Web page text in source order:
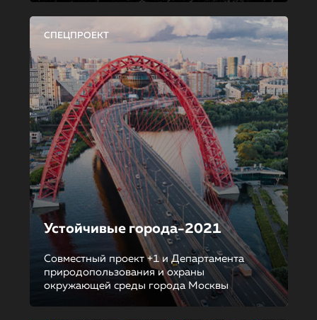
СПЕЦПРОЕКТ
Устойчивые города-2021
Совместный проект +1 и Департамента
природопользования и охраны
окружающей среды города Москвы